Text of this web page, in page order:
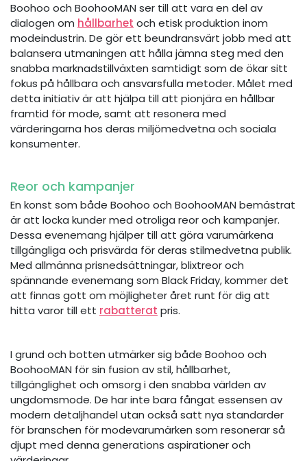
Boohoo och BoohooMAN ser till att vara en del av
dialogen om hållbarhet och etisk produktion inom
modeindustrin. De gör ett beundransvärt jobb med att
balansera utmaningen att hålla jämna steg med den
snabba marknadstillväxten samtidigt som de ökar sitt
fokus på hållbara och ansvarsfulla metoder. Målet med
detta initiativ är att hjälpa till att pionjära en hållbar
framtid för mode, samt att resonera med
värderingarna hos deras miljömedvetna och sociala
konsumenter.
Reor och kampanjer
En konst som både Boohoo och BoohooMAN bemästrat
är att locka kunder med otroliga reor och kampanjer.
Dessa evenemang hjälper till att göra varumärkena
tillgängliga och prisvärda för deras stilmedvetna publik.
Med allmänna prisnedsättningar, blixtreor och
spännande evenemang som Black Friday, kommer det
att finnas gott om möjligheter året runt för dig att
hitta varor till ett rabatterat pris.
I grund och botten utmärker sig både Boohoo och
BoohooMAN för sin fusion av stil, hållbarhet,
tillgänglighet och omsorg i den snabba världen av
ungdomsmode. De har inte bara fångat essensen av
modern detaljhandel utan också satt nya standarder
för branschen för modevarumärken som resonerar så
djupt med denna generations aspirationer och